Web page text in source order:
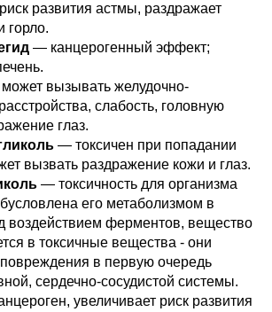
развития астмы, раздражает
горло.
— канцерогенный эффект;
вызывать желудочно-
слабость, головную
глаз.
— токсичен при попадании
вызвать раздражение кожи и глаз.
— токсичность для организма
его метаболизмом в
воздействием ферментов, вещество
в токсичные вещества - они
в первую очередь
сердечно-сосудистой системы.
увеличивает риск развития